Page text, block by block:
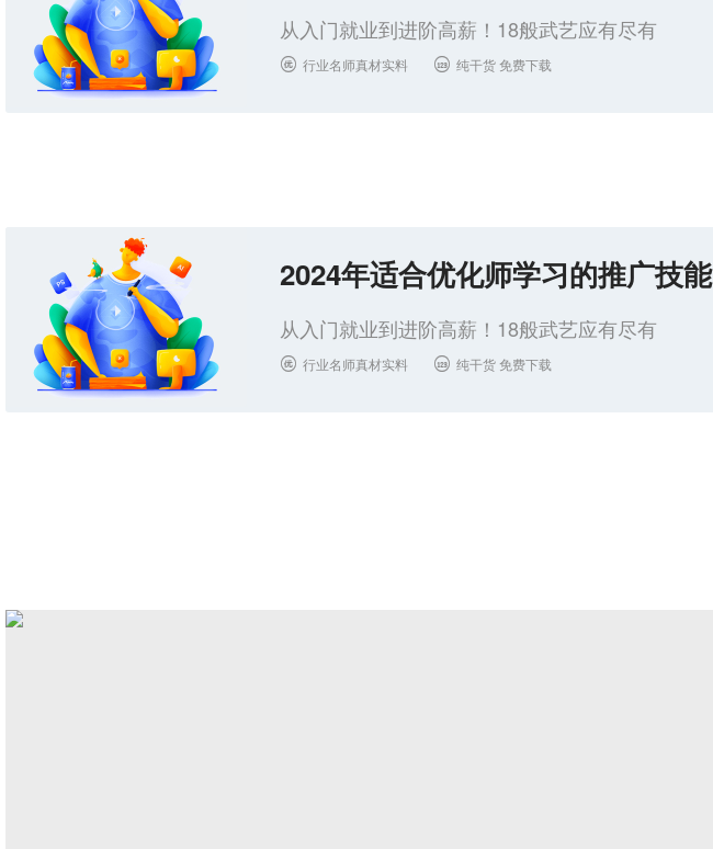
从入门就业到进阶高薪！18般武艺应有尽有
 行业名师真材实料  纯干货 免费下载
2024年适合优化师学习的推广技能
从入门就业到进阶高薪！18般武艺应有尽有
 行业名师真材实料  纯干货 免费下载